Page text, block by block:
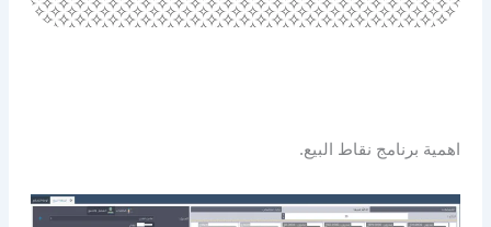
اهمية برنامج نقاط البيع.